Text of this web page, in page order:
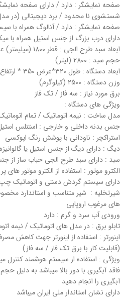
شستشوی نا محدود / برد دیجیتالی (در
صفحه نمایشگر : دارد / آنالوگ همراه با
دارای درب بزرگ از جنس استیل همراه با
ابعاد سبد طرح الجی : قطر 1800 (میلیمتر) عمق 1600 (میلیمتر)
حجم سبد : 2800 (لیتر)
ابعاد دستگاه : طول 320*عرض 350 * ارتفاع 220 (سانتیمتر)
وزن دستگاه : 2500 (کیلوگرم)
برق مورد نیاز : سه فاز / تک فاز
ویژگی های دستگاه :
مدل ساخت : نیمه اتوماتیک / تمام
جنس بدنه داخلی و خارجی : استنلس استیل به ضخامت
استراکچر : ناودانی با پوشش رنگ اپوکسی
دیگ : دارای دیگ از جنس استیل یا گالوانیزه به
سبد : دارای سبد طرح الجی حباب ساز از جنس
الکترو موتور : استفاده از الکترو موتور
دارای سیستم گردش دستی و اتوماتیک
شیرتخلیه : شیر متناسب و استاندارد
های مرغوب اروپایی
ورودی آب سرد و گرم : دارد
تابلو برق : در مدل های اتوماتیک / نیمه
اینورتر : استفاده از اینورتر جهت کاهش
(قابلیت کار با برق تک فاز / سه فاز)
ویژگی : استفاده از سیستم هوشمند کنترل
فاقد آبگیری با دور بالا میباشد به دلیل
آبگیری را انجام دهید
دارای نشان استاندار ملی ایران میباشد